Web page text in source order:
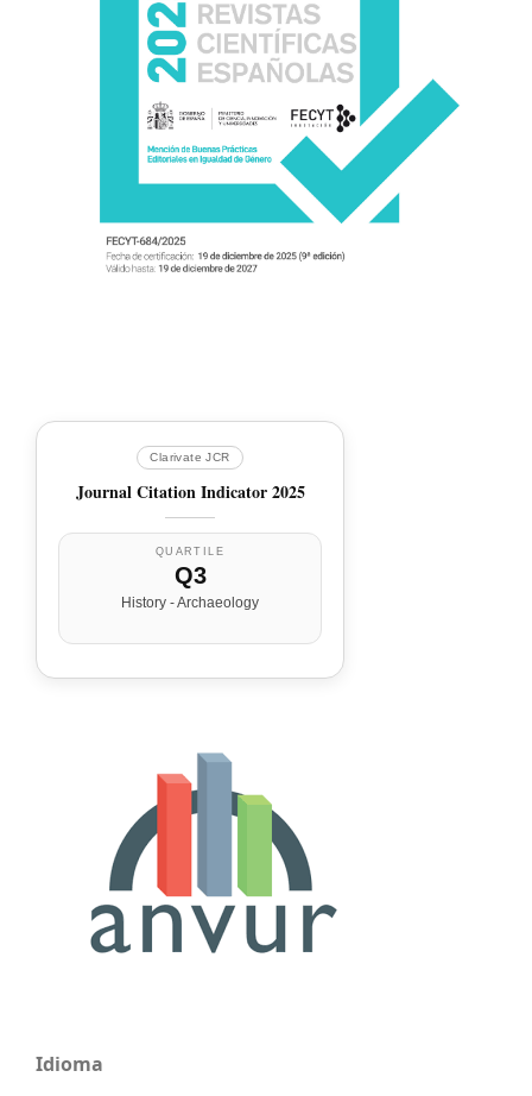
Clarivate JCR
Journal Citation Indicator 2025
QUARTILE
Q3
History - Archaeology
Idioma